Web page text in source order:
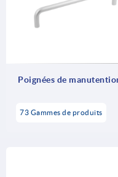
fonctionnelles
interrupteurs
catégorie de produits «
Poignées de
73 Gammes de produits